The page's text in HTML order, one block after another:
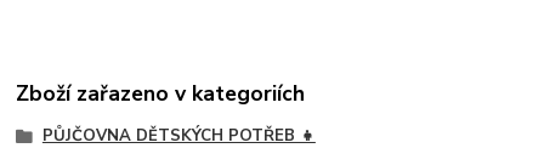
Zboží zařazeno v kategoriích
PŮJČOVNA DĚTSKÝCH POTŘEB 👧